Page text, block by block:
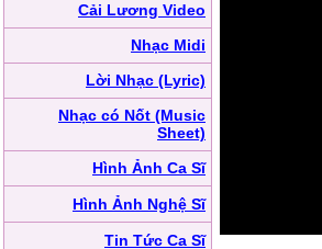
Cải Lương Video
Nhạc Midi
Lời Nhạc (Lyric)
Nhạc có Nốt (Music
Sheet)
Hình Ảnh Ca Sĩ
Hình Ảnh Nghệ Sĩ
Tin Tức Ca Sĩ